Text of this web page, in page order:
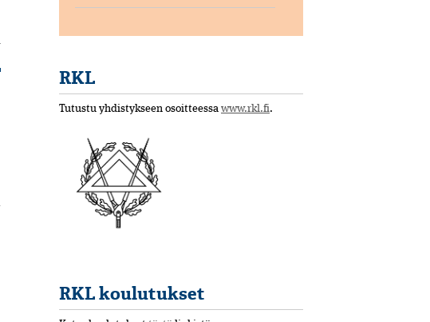
RKL
Tutustu yhdistykseen osoitteessa www.rkl.fi.
RKL koulutukset